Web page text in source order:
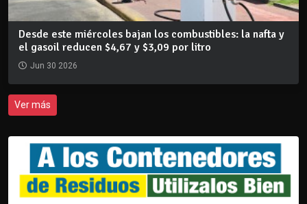
Desde este miércoles bajan los combustibles: la nafta y
el gasoil reducen $4,67 y $3,09 por litro
Jun 30 2026
Ver más